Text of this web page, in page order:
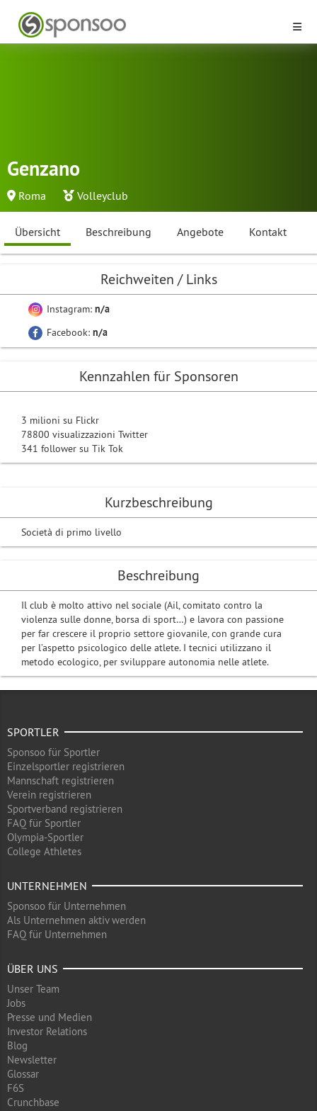
Genzano
Roma Volleyclub
Übersicht Beschreibung Angebote Kontakt
Kurzbeschreibung
Società di primo livello
Beschreibung
Il club è molto attivo nel sociale (Ail, comitato contro la
violenza sulle donne, borsa di sport…) e lavora con passione
per far crescere il proprio settore giovanile, con grande cura
per l’aspetto psicologico delle atlete. I tecnici utilizzano il
metodo ecologico, per sviluppare autonomia nelle atlete.
Reichweiten / Links
Instagram: n/a
Facebook: n/a
Kennzahlen für Sponsoren
3 milioni su Flickr
78800 visualizzazioni Twitter
341 follower su Tik Tok
SPORTLER
Sponsoo für Sportler
Einzelsportler registrieren
Mannschaft registrieren
Verein registrieren
Sportverband registrieren
FAQ für Sportler
Olympia-Sportler
College Athletes
UNTERNEHMEN
Sponsoo für Unternehmen
Als Unternehmen aktiv werden
FAQ für Unternehmen
ÜBER UNS
Unser Team
Jobs
Presse und Medien
Investor Relations
Blog
Newsletter
Glossar
F6S
Crunchbase